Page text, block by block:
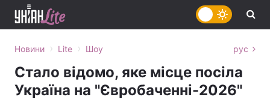
Новини › Lite › Шоу рус
Стало відомо, яке місце посіла
Україна на "Євробаченні-2026"